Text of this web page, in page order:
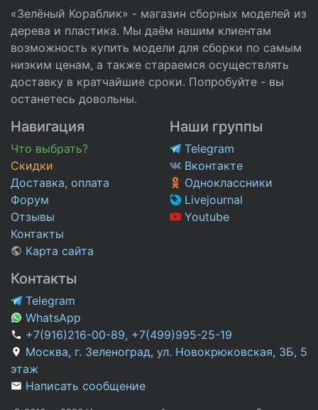
«Зелёный Кораблик» - магазин сборных моделей из
дерева и пластика. Мы даём нашим клиентам
возможность купить модели для сборки по самым
низким ценам, а также стараемся осуществлять
доставку в кратчайшие сроки. Попробуйте - вы
останетесь довольны.
Навигация
Что выбрать?
Скидки
Доставка, оплата
Форум
Отзывы
Контакты
Карта сайта
Наши группы
Telegram
Вконтакте
Одноклассники
Livejournal
Youtube
Контакты
Telegram
WhatsApp
+7(916)216-00-89, +7(499)995-25-19
Москва, г. Зеленоград, ул. Новокрюковская, 3Б, 5
этаж
Написать сообщение